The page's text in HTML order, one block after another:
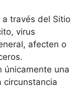
través del Sitio
virus
afecten o
únicamente una
circunstancia